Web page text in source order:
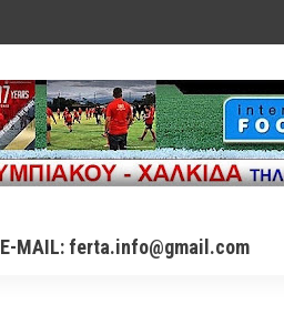
E-MAIL: ferta.info@gmail.com